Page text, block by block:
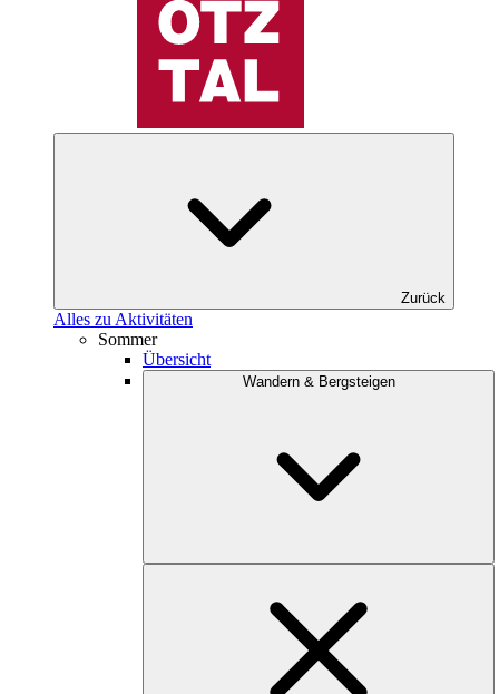
Zurück
Alles zu Aktivitäten
Sommer
Übersicht
Wandern & Bergsteigen